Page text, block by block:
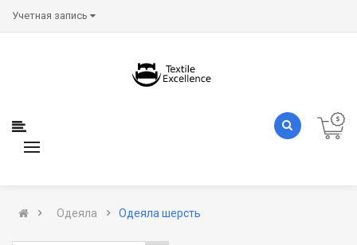
Учетная запись
Одеяла Одеяла шерсть